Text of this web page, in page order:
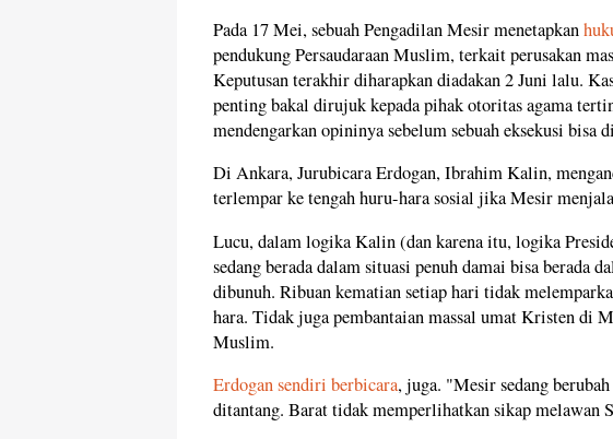
Pada 17 Mei, sebuah Pengadilan Mesir menetapkan
pendukung Persaudaraan Muslim, terkait perusakan
Keputusan terakhir diharapkan diadakan 2 Juni lalu.
penting bakal dirujuk kepada pihak otoritas agama
mendengarkan opininya sebelum sebuah eksekusi bisa
Di Ankara, Jurubicara Erdogan, Ibrahim Kalin,
terlempar ke tengah huru-hara sosial jika Mesir
Lucu, dalam logika Kalin (dan karena itu, logika
sedang berada dalam situasi penuh damai bisa berada
dibunuh. Ribuan kematian setiap hari tidak
hara. Tidak juga pembantaian massal umat Kristen di
Muslim.
Erdogan sendiri berbicara, juga. "Mesir sedang
ditantang. Barat tidak memperlihatkan sikap melawan